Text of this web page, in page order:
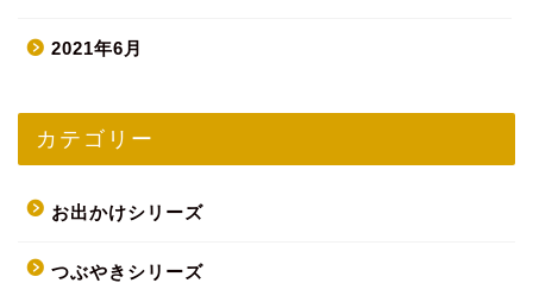
2021年6月
カテゴリー
お出かけシリーズ
つぶやきシリーズ